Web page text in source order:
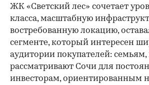
00:00
ЖК «Светский лес» сочетает
класса, масштабную
востребованную локацию,
сегменте, который интересен
аудитории покупателей:
рассматривают Сочи для
инвесторам, ориентированным